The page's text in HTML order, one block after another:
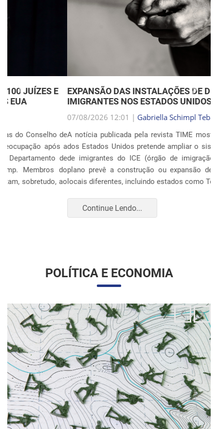
EXPANSÃO DAS INSTALAÇÕES DE DETENÇÃO DE
IMIGRANTES NOS ESTADOS UNIDOS
07/08/2026 12:01 |Gabriella Schimpl Tebar Anunciação
A notícia publicada pela revista TIME mostra que o governo
dos Estados Unidos pretende ampliar o sistema de detenção
de imigrantes do ICE (órgão de imigração e alfândega). O
plano prevê a construção ou expansão de unidades em 14
locais diferentes, incluindo estados como Texas, F...
Anterior